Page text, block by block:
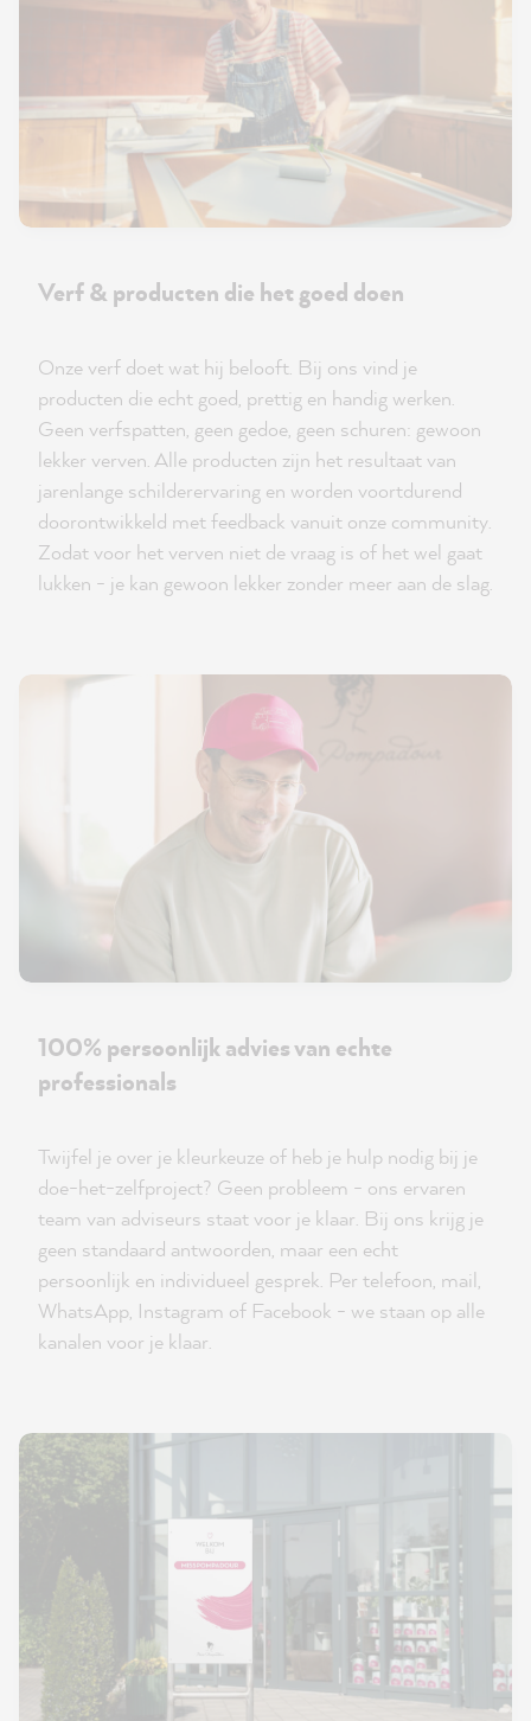
Verf & producten die het goed doen
Onze verf doet wat hij belooft. Bij ons vind je
producten die echt goed, prettig en handig werken.
Geen verfspatten, geen gedoe, geen schuren: gewoon
lekker verven. Alle producten zijn het resultaat van
jarenlange schilderervaring en worden voortdurend
doorontwikkeld met feedback vanuit onze community.
Zodat voor het verven niet de vraag is of het wel gaat
lukken - je kan gewoon lekker zonder meer aan de slag.
100% persoonlijk advies van echte
professionals
Twijfel je over je kleurkeuze of heb je hulp nodig bij je
doe-het-zelfproject? Geen probleem - ons ervaren
team van adviseurs staat voor je klaar. Bij ons krijg je
geen standaard antwoorden, maar een echt
persoonlijk en individueel gesprek. Per telefoon, mail,
WhatsApp, Instagram of Facebook - we staan op alle
kanalen voor je klaar.